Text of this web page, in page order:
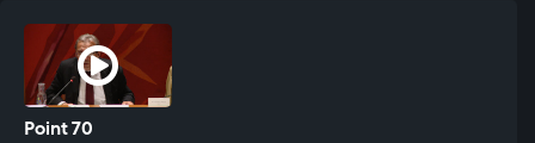
Point 70